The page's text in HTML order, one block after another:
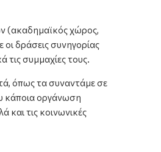
(ακαδημαϊκός χώρος,
δράσεις συνηγορίας
τις συμμαχίες τους.
όπως τα συναντάμε σε
κάποια οργάνωση
και τις κοινωνικές